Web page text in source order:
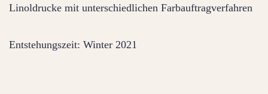
Linoldrucke mit unterschiedlichen Farbauftragverfahren
Entstehungszeit: Winter 2021